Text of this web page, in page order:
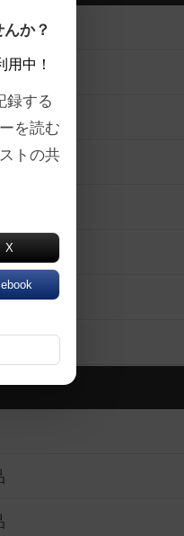
か？
用中！
録する
を読む
トの共
X